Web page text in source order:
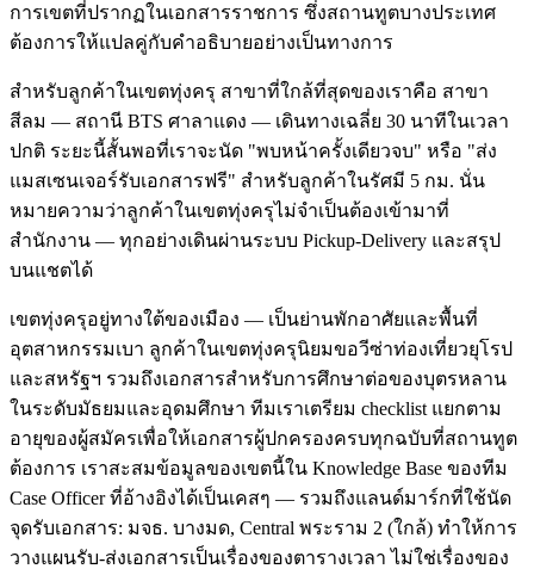
การเขตที่ปรากฏในเอกสารราชการ ซึ่งสถานทูตบางประเทศ
ต้องการให้แปลคู่กับคำอธิบายอย่างเป็นทางการ
สำหรับลูกค้าในเขตทุ่งครุ สาขาที่ใกล้ที่สุดของเราคือ สาขา
สีลม — สถานี BTS ศาลาแดง — เดินทางเฉลี่ย 30 นาทีในเวลา
ปกติ ระยะนี้สั้นพอที่เราจะนัด "พบหน้าครั้งเดียวจบ" หรือ "ส่ง
แมสเซนเจอร์รับเอกสารฟรี" สำหรับลูกค้าในรัศมี 5 กม. นั่น
หมายความว่าลูกค้าในเขตทุ่งครุไม่จำเป็นต้องเข้ามาที่
สำนักงาน — ทุกอย่างเดินผ่านระบบ Pickup-Delivery และสรุป
บนแชตได้
เขตทุ่งครุอยู่ทางใต้ของเมือง — เป็นย่านพักอาศัยและพื้นที่
อุตสาหกรรมเบา ลูกค้าในเขตทุ่งครุนิยมขอวีซ่าท่องเที่ยวยุโรป
และสหรัฐฯ รวมถึงเอกสารสำหรับการศึกษาต่อของบุตรหลาน
ในระดับมัธยมและอุดมศึกษา ทีมเราเตรียม checklist แยกตาม
อายุของผู้สมัครเพื่อให้เอกสารผู้ปกครองครบทุกฉบับที่สถานทูต
ต้องการ เราสะสมข้อมูลของเขตนี้ใน Knowledge Base ของทีม
Case Officer ที่อ้างอิงได้เป็นเคสๆ — รวมถึงแลนด์มาร์กที่ใช้นัด
จุดรับเอกสาร: มจธ. บางมด, Central พระราม 2 (ใกล้) ทำให้การ
วางแผนรับ-ส่งเอกสารเป็นเรื่องของตารางเวลา ไม่ใช่เรื่องของ